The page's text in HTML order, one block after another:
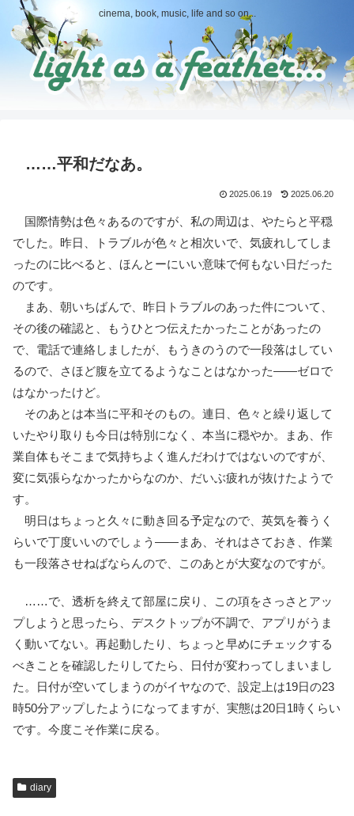
cinema, book, music, life and so on...
……平和だなあ。
2025.06.19 2025.06.20
国際情勢は色々あるのですが、私の周辺は、やたらと平穏
でした。昨日、トラブルが色々と相次いで、気疲れしてしま
ったのに比べると、ほんとーにいい意味で何もない日だった
のです。
まあ、朝いちばんで、昨日トラブルのあった件について、
その後の確認と、もうひとつ伝えたかったことがあったの
で、電話で連絡しましたが、もうきのうので一段落はしてい
るので、さほど腹を立てるようなことはなかった――ゼロで
はなかったけど。
そのあとは本当に平和そのもの。連日、色々と繰り返して
いたやり取りも今日は特別になく、本当に穏やか。まあ、作
業自体もそこまで気持ちよく進んだわけではないのですが、
変に気張らなかったからなのか、だいぶ疲れが抜けたようで
す。
明日はちょっと久々に動き回る予定なので、英気を養うく
らいで丁度いいのでしょう――まあ、それはさておき、作業
も一段落させねばならんので、このあとが大変なのですが。
……で、透析を終えて部屋に戻り、この項をさっさとアッ
プしようと思ったら、デスクトップが不調で、アプリがうま
く動いてない。再起動したり、ちょっと早めにチェックする
べきことを確認したりしてたら、日付が変わってしまいまし
た。日付が空いてしまうのがイヤなので、設定上は19日の23
時50分アップしたようになってますが、実態は20日1時くらい
です。今度こそ作業に戻る。
diary